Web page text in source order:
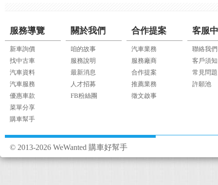
服務導覽
新車詢價
找中古車
汽車資料
汽車服務
優惠車款
菜單分享
購車幫手
關於我們
咱的故事
服務說明
最新消息
人才招募
FB粉絲團
合作提案
汽車業務
服務廠商
合作提案
推薦業務
徵文啟事
客服
聯絡我們
客戶須知
常見問題
許願池
© 2013-2026 WeWanted 購車好幫手